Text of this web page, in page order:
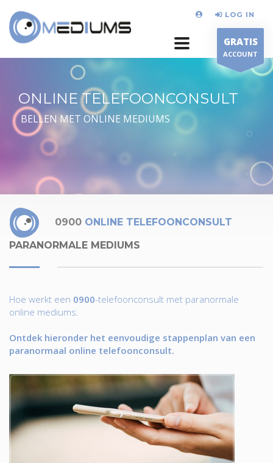
LOG IN
GRATIS
ACCOUNT
ONLINE TELEFOONCONSULT
BELLEN MET ONLINE MEDIUMS
0900 ONLINE TELEFOONCONSULT
PARANORMALE MEDIUMS
Hoe werkt een 0900-telefoonconsult met paranormale
online mediums.
Ontdek hieronder het eenvoudige stappenplan van een
paranormaal online telefoonconsult.